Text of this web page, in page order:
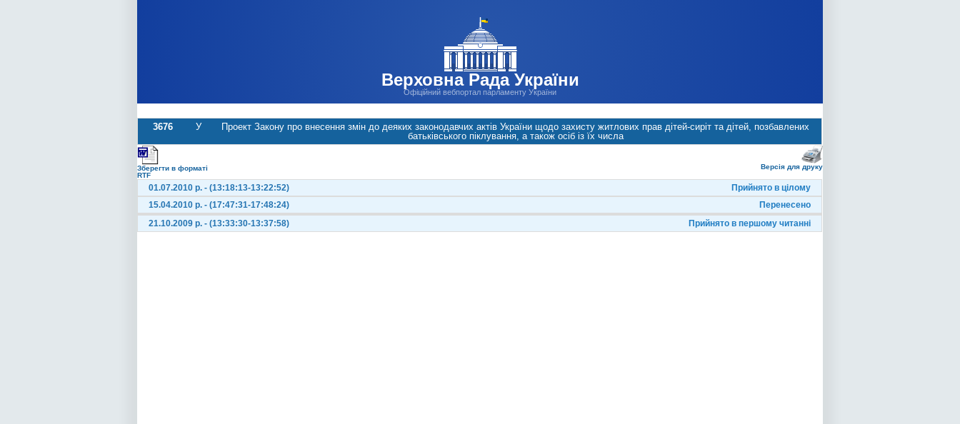
Верховна Рада України
Офіційний вебпортал парламенту України
3676 У
Проект Закону про внесення змін до деяких законодавчих актів України щодо захисту житлових прав дітей-сиріт та дітей, позбавлених
батьківського піклування, а також осіб із їх числа
Зберегти в форматі
RTF
Версія для друку
01.07.2010 р. - (13:18:13-13:22:52)
Прийнято в цілому
15.04.2010 р. - (17:47:31-17:48:24)
Перенесено
21.10.2009 р. - (13:33:30-13:37:58)
Прийнято в першому читанні